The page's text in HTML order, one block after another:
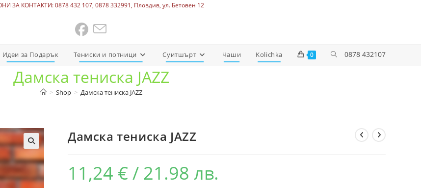
ЗА КОНТАКТИ: 0878 432 107, 0878 332991, Пловдив, ул. Бетовен 12
0878 432107
Идеи за Подарък Тениски и потници Суитшърт Чаши Kolichka 0
Дамска тениска JAZZ
> Shop > Дамска тениска JAZZ
Дамска тениска JAZZ
11,24 € / 21.98 лв.